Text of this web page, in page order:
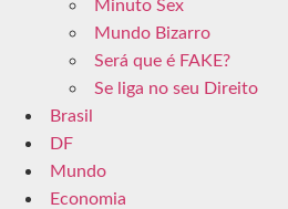
Minuto Sex
Mundo Bizarro
Será que é FAKE?
Se liga no seu Direito
Brasil
DF
Mundo
Economia